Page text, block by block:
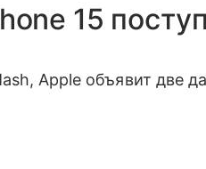
15
Apple объявит две